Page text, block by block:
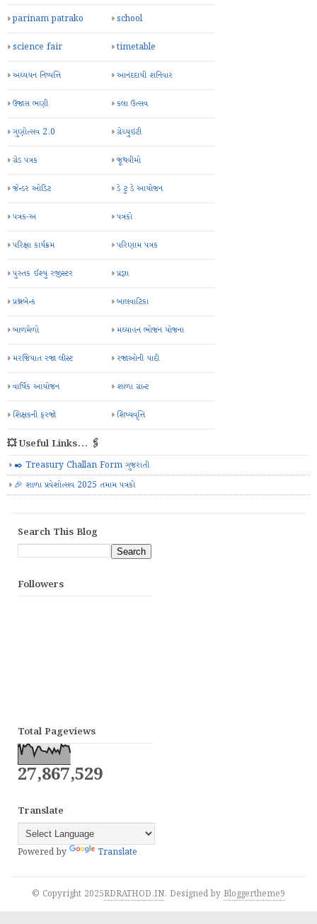
parinam patrako school
science fair timetable
અધ્યયન નિષ્પત્તિ આનંદદાયી શનિવાર
ઉજાસ ભણી કલા ઉત્સવ
ગુણોત્સવ 2.0 ગ્રેચ્યુઇટી
ગ્રેડ પત્રક જૂથવીમો
જેન્ડર ઓડિટ ડે ટુ ડે આયોજન
પત્રક-અ પત્રકો
પરિક્ષા કાર્યક્રમ પરિણામ પત્રક
પુસ્તક ઈશ્યુ રજીસ્ટર પ્રજ્ઞા
પ્રશ્નબેન્ક બાલવાટિકા
બાળમેળો મઘ્યાહન ભોજન યોજના
મરજિયાત રજા લીસ્ટ રજાઓની યાદી
વાર્ષિક આયોજન શાળા ગ્રાન્ટ
શિક્ષકની ફરજો શિષ્યવૃત્તિ
💥 Useful Links... 🖇️
✒️ Treasury Challan Form ગુજરાતી
🎉 શાળા પ્રવેશોત્સવ 2025 તમામ પત્રકો
Search This Blog
Followers
Total Pageviews
27,867,529
Translate
Powered by Translate
© Copyright 2025RDRATHOD.IN. Designed by Bloggertheme9